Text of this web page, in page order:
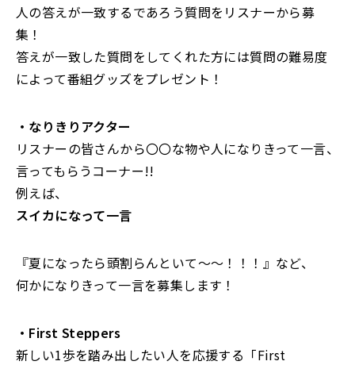
人の答えが一致するであろう質問をリスナーから募
集！
答えが一致した質問をしてくれた方には質問の難易度
によって番組グッズをプレゼント！
・なりきりアクター
リスナーの皆さんから〇〇な物や人になりきって一言、
言ってもらうコーナー!!
例えば、
スイカになって一言
『夏になったら頭割らんといて〜〜！！！』など、
何かになりきって一言を募集します！
・First Steppers
新しい1歩を踏み出したい人を応援する「First